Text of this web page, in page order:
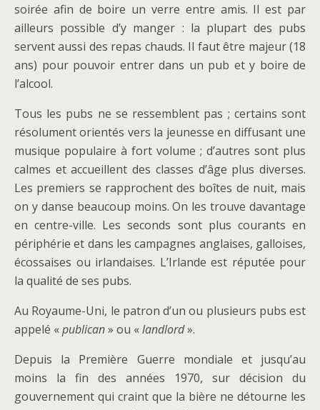
soirée afin de boire un verre entre amis. Il est par
ailleurs possible d’y manger : la plupart des pubs
servent aussi des repas chauds. Il faut être majeur (18
ans) pour pouvoir entrer dans un pub et y boire de
l’alcool.
Tous les pubs ne se ressemblent pas ; certains sont
résolument orientés vers la jeunesse en diffusant une
musique populaire à fort volume ; d’autres sont plus
calmes et accueillent des classes d’âge plus diverses.
Les premiers se rapprochent des boîtes de nuit, mais
on y danse beaucoup moins. On les trouve davantage
en centre-ville. Les seconds sont plus courants en
périphérie et dans les campagnes anglaises, galloises,
écossaises ou irlandaises. L’Irlande est réputée pour
la qualité de ses pubs.
Au Royaume-Uni, le patron d’un ou plusieurs pubs est
appelé «publican» ou «landlord».
Depuis la Première Guerre mondiale et jusqu’au
moins la fin des années 1970, sur décision du
gouvernement qui craint que la bière ne détourne les